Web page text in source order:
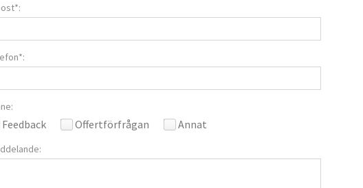
Feedback Offertförfrågan Annat